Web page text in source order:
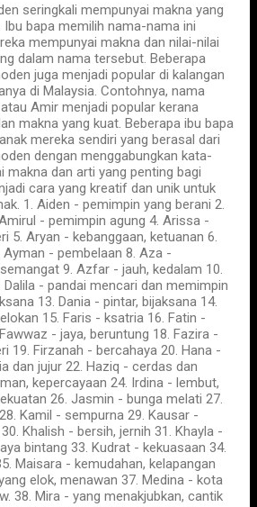
seringkali mempunyai makna yang
bapa memilih nama-nama ini
mempunyai makna dan nilai-nilai
dalam nama tersebut. Beberapa
juga menjadi popular di kalangan
di Malaysia. Contohnya, nama
Amir menjadi popular kerana
makna yang kuat. Beberapa ibu bapa
mereka sendiri yang berasal dari
dengan menggabungkan kata-
makna dan arti yang penting bagi
cara yang kreatif dan unik untuk
1. Aiden - pemimpin yang berani 2.
- pemimpin agung 4. Arissa -
5. Aryan - kebanggaan, ketuanan 6.
- pembelaan 8. Aza -
9. Azfar - jauh, kedalam 10.
- pandai mencari dan memimpin
13. Dania - pintar, bijaksana 14.
15. Faris - ksatria 16. Fatin -
- jaya, beruntung 18. Fazira -
19. Firzanah - bercahaya 20. Hana -
dan jujur 22. Haziq - cerdas dan
kepercayaan 24. Irdina - lembut,
26. Jasmin - bunga melati 27.
Kamil - sempurna 29. Kausar -
Khalish - bersih, jernih 31. Khayla -
bintang 33. Kudrat - kekuasaan 34.
Maisara - kemudahan, kelapangan
elok, menawan 37. Medina - kota
38. Mira - yang menakjubkan, cantik